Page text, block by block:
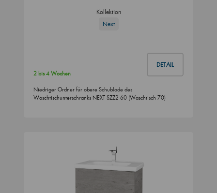
Kollektion
Next
DETAIL
2 bis 4 Wochen
Niedriger Ordner für obere Schublade des
Waschtischunterschranks NEXT SZZ2 60 (Waschtisch 70)